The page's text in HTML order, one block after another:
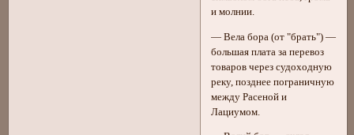
и молнии.
— Вела бора (от "брать") —
большая плата за перевоз
товаров через судоходную
реку, позднее пограничную
между Расеной и
Лациумом.